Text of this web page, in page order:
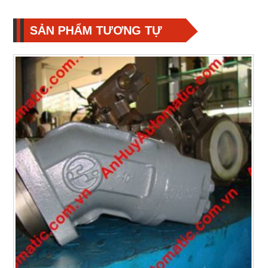
SẢN PHẨM TƯƠNG TỰ